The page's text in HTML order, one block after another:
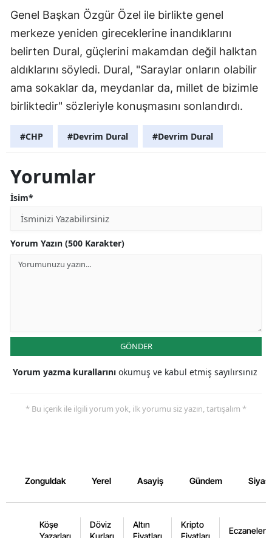
Genel Başkan Özgür Özel ile birlikte genel
merkeze yeniden gireceklerine inandıklarını
belirten Dural, güçlerini makamdan değil halktan
aldıklarını söyledi. Dural, "Saraylar onların olabilir
ama sokaklar da, meydanlar da, millet de bizimle
birliktedir" sözleriyle konuşmasını sonlandırdı.
#CHP #Devrim Dural #Devrim Dural
Yorumlar
İsim*
Yorum Yazın (500 Karakter)
GÖNDER
Yorum yazma kurallarını okumuş ve kabul etmiş sayılırsınız
* Bu içerik ile ilgili yorum yok, ilk yorumu siz yazın, tartışalım *
Zonguldak Yerel Asayiş Gündem
Köşe
Döviz
Altın
Kripto
Eczaneler